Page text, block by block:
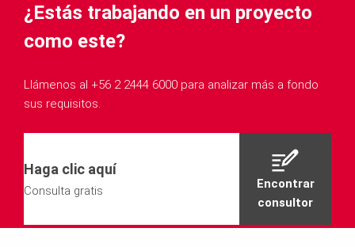
¿Estás trabajando en un proyecto
como este?
Llámenos al +56 2 2444 6000 para analizar más a fondo
sus requisitos.
Haga clic aquí
Consulta gratis
Encontrar
consultor